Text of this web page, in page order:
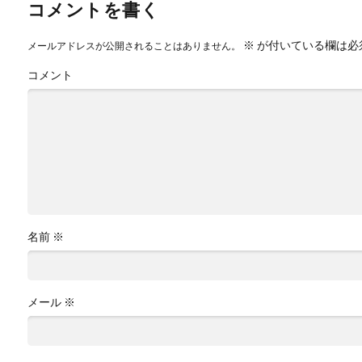
コメントを書く
メールアドレスが公開されることはありません。 ※ が付いている欄は必
コメント
名前 ※
メール ※